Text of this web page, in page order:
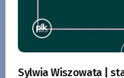
Sylwia Wiszowata |